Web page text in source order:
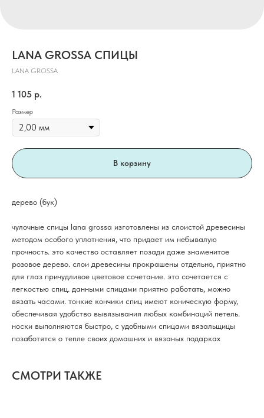
LANA GROSSA СПИЦЫ
LANA GROSSA
1 105 р.
Размер
В корзину
дерево (бук)
чулочные спицы lana grossa изготовлены из слоистой древесины
методом особого уплотнения, что придает им небывалую
прочность. это качество оставляет позади даже знаменитое
розовое дерево. слои древесины прокрашены отдельно, приятно
для глаз причудливое цветовое сочетание. это сочетается с
легкостью спиц. данными спицами приятно работать, можно
вязать часами. тонкие кончики спиц имеют коническую форму,
обеспечивая удобство вывязывания любых комбинаций петель.
носки выполняются быстро, с удобными спицами вязальщицы
позаботятся о тепле своих домашних и вязаных подарках
СМОТРИ ТАКЖЕ